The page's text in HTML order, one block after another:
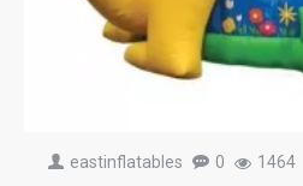
eastinflatables 0 1464